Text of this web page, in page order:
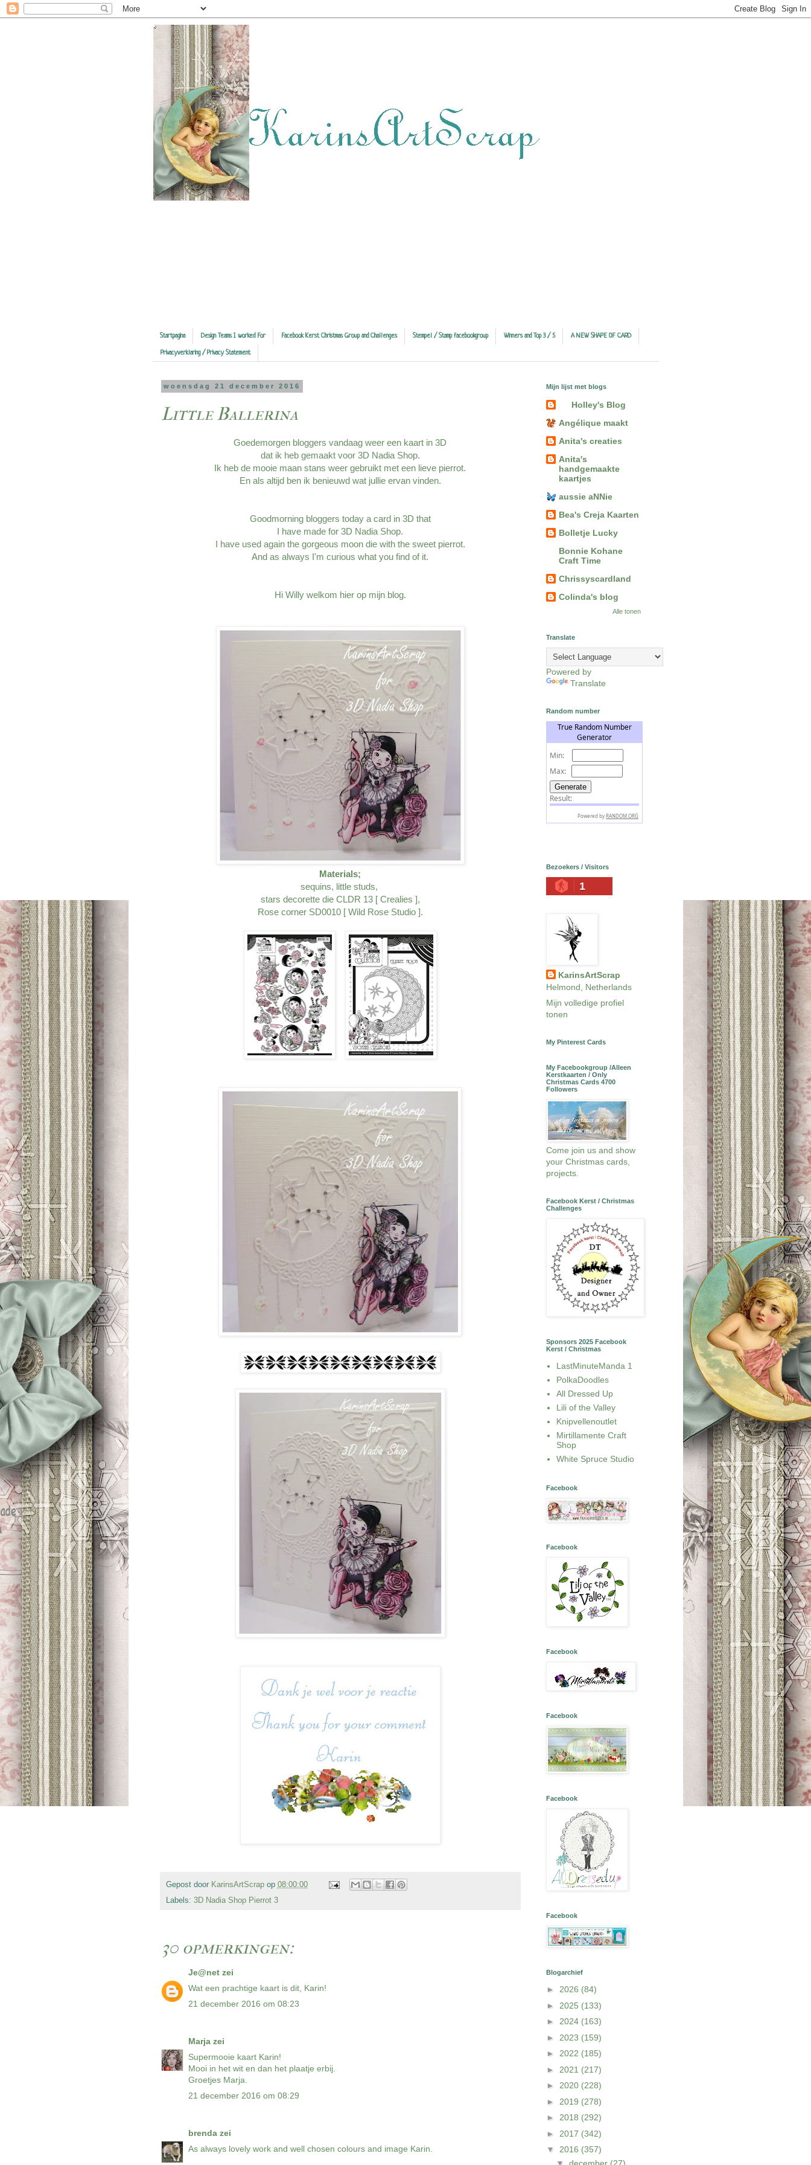
Startpagina Design Teams I worked For Facebook Kerst Christmas Group and Challenges Stempel / Stamp facebookgroup Winners and Top 3 / 5 A NEW SHAPE OF CARD
Privacyverklaring / Privacy Statement
woensdag 21 december 2016
Little Ballerina
Goedemorgen bloggers vandaag weer een kaart in 3D
dat ik heb gemaakt voor 3D Nadia Shop.
Ik heb de mooie maan stans weer gebruikt met een lieve pierrot.
En als altijd ben ik benieuwd wat jullie ervan vinden.
Goodmorning bloggers today a card in 3D that
I have made for 3D Nadia Shop.
I have used again the gorgeous moon die with the sweet pierrot.
And as always I'm curious what you find of it.
Hi Willy welkom hier op mijn blog.
Materials;
sequins, little studs,
stars decorette die CLDR 13 [ Crealies ],
Rose corner SD0010 [ Wild Rose Studio ].
Gepost door KarinsArtScrap op 08:00:00
Labels: 3D Nadia Shop Pierrot 3
30 opmerkingen:
Je@netzei
Wat een prachtige kaart is dit, Karin!
21 december 2016 om 08:23
Marjazei
Supermooie kaart Karin!
Mooi in het wit en dan het plaatje erbij.
Groetjes Marja.
21 december 2016 om 08:29
brendazei
As always lovely work and well chosen colours and image Karin.
Mijn lijst met blogs
Holley's Blog
Angélique maakt
Anita's creaties
Anita's
handgemaakte
kaartjes
aussie aNNie
Bea's Creja Kaarten
Bolletje Lucky
Bonnie Kohane
Craft Time
Chrissyscardland
Colinda's blog
Alle tonen
Translate
Powered by
Translate
Random number
Bezoekers / Visitors
1
KarinsArtScrap
Helmond, Netherlands
Mijn volledige profiel
tonen
My Pinterest Cards
My Facebookgroup /Alleen
Kerstkaarten / Only
Christmas Cards 4700
Followers
Come join us and show
your Christmas cards,
projects.
Facebook Kerst / Christmas
Challenges
Sponsors 2025 Facebook
Kerst / Christmas
LastMinuteManda 1
PolkaDoodles
All Dressed Up
Lili of the Valley
Knipvellenoutlet
Mirtillamente Craft
Shop
White Spruce Studio
Facebook
Facebook
Facebook
Facebook
Facebook
Facebook
Blogarchief
► 2026 (84)
► 2025 (133)
► 2024 (163)
► 2023 (159)
► 2022 (185)
► 2021 (217)
► 2020 (228)
► 2019 (278)
► 2018 (292)
► 2017 (342)
▼ 2016 (357)